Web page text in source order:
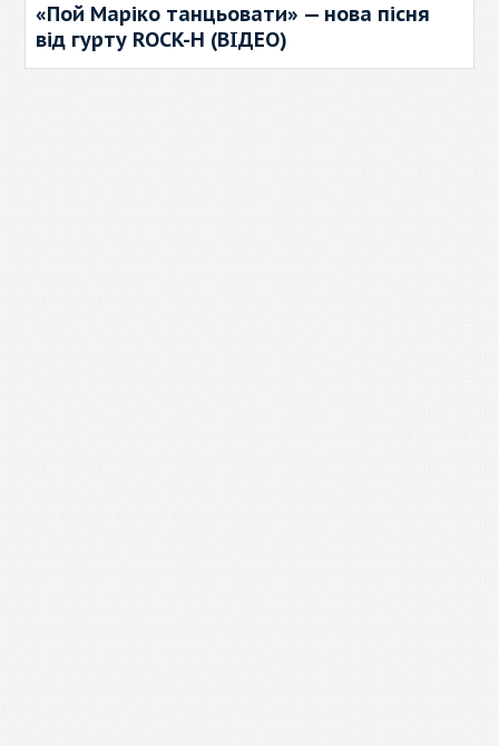
«Пой Маріко танцьовати» — нова пісня
від гурту ROCK-H (ВІДЕО)